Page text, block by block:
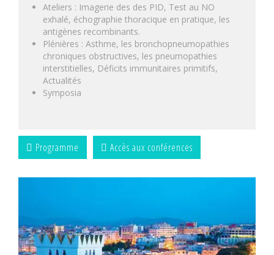
Ateliers : Imagerie des des PID, Test au NO
exhalé, échographie thoracique en pratique, les
antigènes recombinants.
Plénières : Asthme, les bronchopneumopathies
chroniques obstructives, les pneumopathies
interstitielles, Déficits immunitaires primitifs,
Actualités
Symposia
Programme Accès aux conférences